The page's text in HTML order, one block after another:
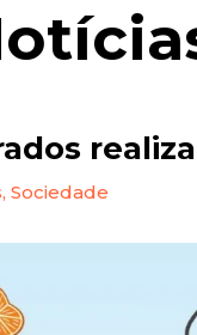
,Sociedade